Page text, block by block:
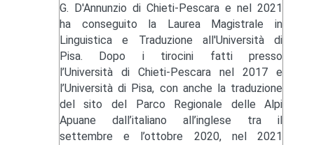
G. D'Annunzio di Chieti-Pescara e nel 2021
ha conseguito la Laurea Magistrale in
Linguistica e Traduzione all'Università di
Pisa. Dopo i tirocini fatti presso
l’Università di Chieti-Pescara nel 2017 e
l’Università di Pisa, con anche la traduzione
del sito del Parco Regionale delle Alpi
Apuane dall’italiano all’inglese tra il
settembre e l’ottobre 2020, nel 2021